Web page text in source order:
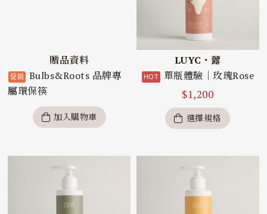
贈品資料
Bulbs&Roots 品牌專
屬環保筷
加入購物車
LUYC・虂
單瓶體驗｜玫瑰Rose
$1,200
選擇規格